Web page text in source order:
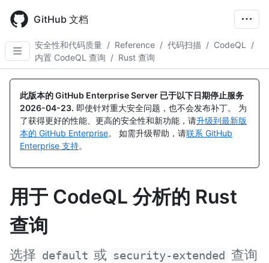
main
content
GitHub 文档
安全性和代码质量 / Reference / 代码扫描 / CodeQL
/
内置 CodeQL 查询 / Rust 查询
此版本的 GitHub Enterprise Server 已于以下日期停止服务
2026-04-23. 即使针对重大安全问题，也不会发布补丁。 为
了获得更好的性能、更高的安全性和新功能，请升级到最新版
本的 GitHub Enterprise。 如需升级帮助，请联系 GitHub
Enterprise 支持。
用于 CodeQL 分析的 Rust
查询
选择 default 或 security-extended
查询